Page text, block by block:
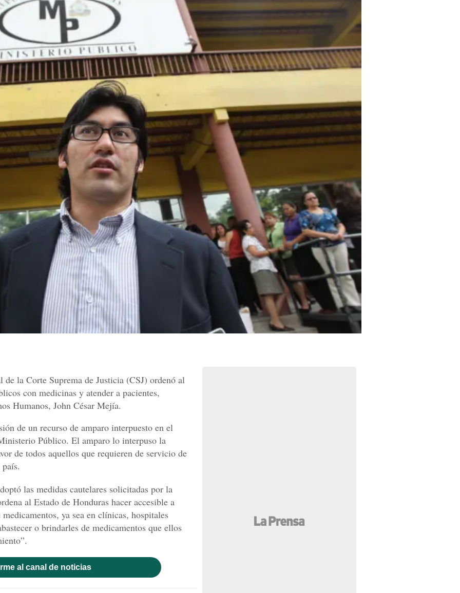
la Corte Suprema de Justicia (CSJ) ordenó al
con medicinas y atender a pacientes,
Humanos, John César Mejía.
de un recurso de amparo interpuesto en el
Público. El amparo lo interpuso la
de todos aquellos que requieren de servicio de
las medidas cautelares solicitadas por la
al Estado de Honduras hacer accesible a
ya sea en clínicas, hospitales
o brindarles de medicamentos que ellos
al canal de noticias